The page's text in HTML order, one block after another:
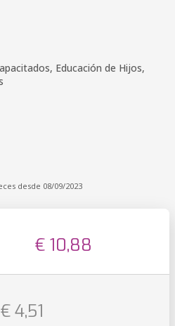
Educación de Hijos,
desde 08/09/2023
€ 10,88
€ 4,51